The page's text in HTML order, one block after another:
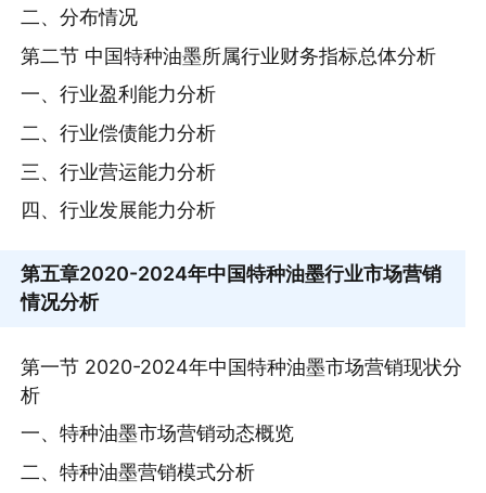
二、分布情况
第二节 中国特种油墨所属行业财务指标总体分析
一、行业盈利能力分析
二、行业偿债能力分析
三、行业营运能力分析
四、行业发展能力分析
第五章2020-2024年中国特种油墨行业市场营销
情况分析
第一节 2020-2024年中国特种油墨市场营销现状分
析
一、特种油墨市场营销动态概览
二、特种油墨营销模式分析